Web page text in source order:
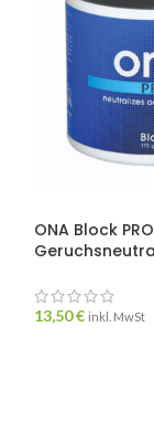
ONA Block
13,50€ inkl. MwSt